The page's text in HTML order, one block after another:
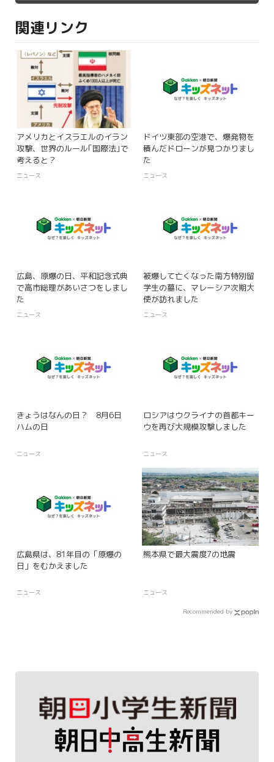
関連リンク
アメリカとイスラエルのイラン
攻撃、世界のルール｢国際法｣で
考えると？
ニュース
ドイツ東部の空港で、爆発物を
積んだドローンが見つかりまし
た
ニュース
広島、原爆の日、平和記念式典
で高市総理があいさつをしまし
た
ニュース
被爆して亡くなった南方特別留
学生の墓に、マレーシア次期大
使が訪れました
ニュース
きょうはなんの日？ 8月6日
ハムの日
ニュース
ロシアはウクライナの首都キー
ウを再び大規模攻撃しました
ニュース
広島県は、81年目の「原爆の
日」をむかえました
ニュース
熊本県で最大震度7の地震
ニュース
Recommended by